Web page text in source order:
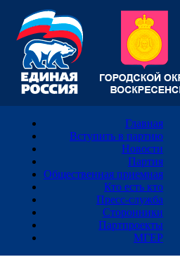
Главная
Вступить в партию
Новости
Партия
Общественная приемная
Кто есть кто
Пресс-служба
Сторонники
Партпроекты
МГЕР